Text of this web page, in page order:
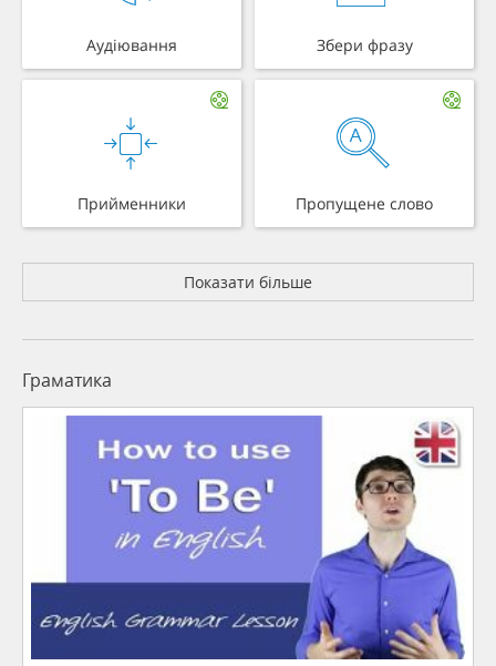
Аудіювання Збери фразу
Прийменники Пропущене слово
Показати більше
Граматика